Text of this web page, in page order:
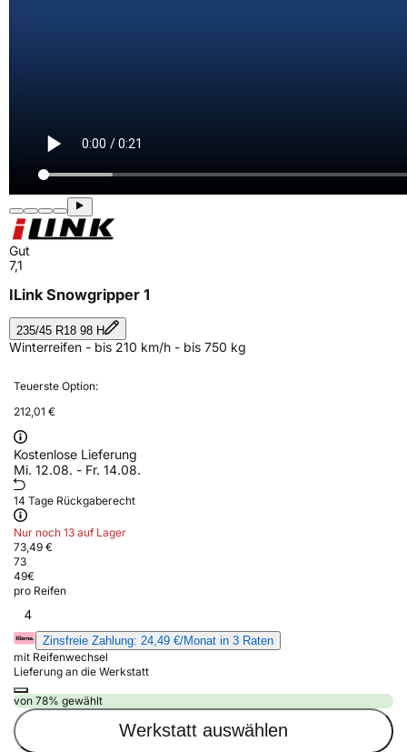
Gut
7,1
ILink Snowgripper 1
235/45 R18 98 H
Winterreifen - bis 210 km/h - bis 750 kg
Teuerste Option:
212,01 €
Kostenlose Lieferung
Mi. 12.08. - Fr. 14.08.
14 Tage Rückgaberecht
Nur noch 13 auf Lager
73,49 €
73
49€
pro Reifen
4
Zinsfreie Zahlung: 24,49 €/Monat in 3 Raten
mit Reifenwechsel
Lieferung an die Werkstatt
von 78% gewählt
Werkstatt auswählen